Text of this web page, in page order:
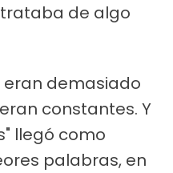
de algo
eran demasiado
constantes. Y
llegó como
palabras, en